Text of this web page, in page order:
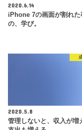
2020.6.14
iPhone 7の画面が割れた
の、学び。
2020.5.8
管理しないと、収入が増